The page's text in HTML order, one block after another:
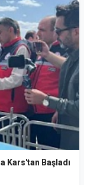
Kars'tan Başladı